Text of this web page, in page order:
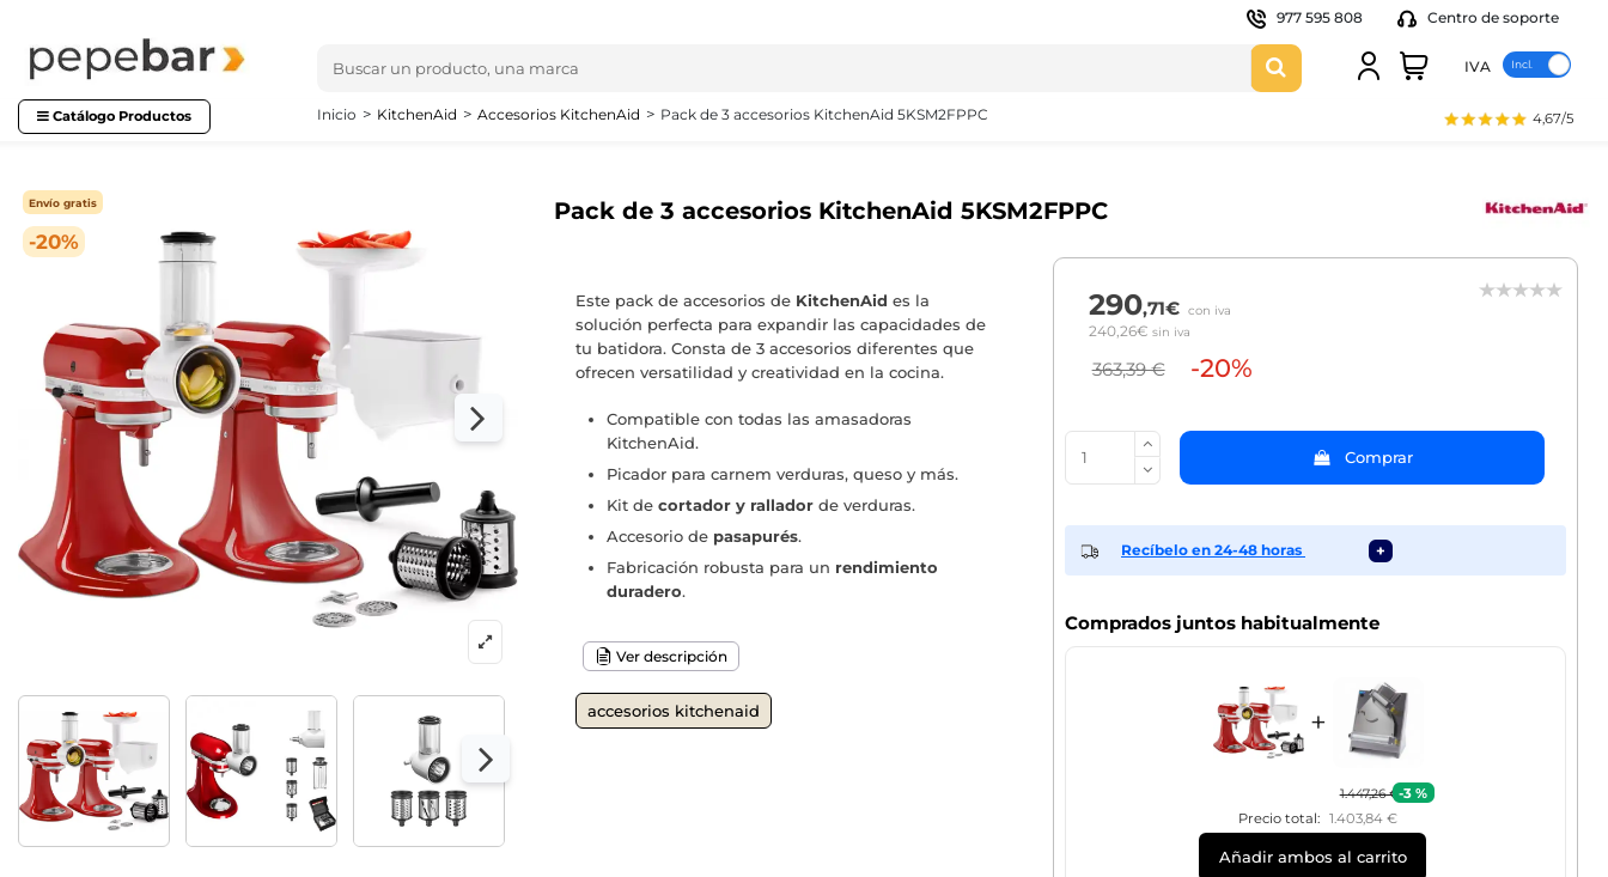
977 595 808 Centro de soporte
IVA
Catálogo Productos 4,67/5
Inicio KitchenAid Accesorios KitchenAid Pack de 3 accesorios KitchenAid 5KSM2FPPC
-20%
Envío gratis Pack de 3 accesorios KitchenAid 5KSM2FPPC
Este pack de accesorios de KitchenAid es la
solución perfecta para expandir las capacidades de
tu batidora. Consta de 3 accesorios diferentes que
ofrecen versatilidad y creatividad en la cocina.
Compatible con todas las amasadoras
KitchenAid.
Picador para carnem verduras, queso y más.
Kit de cortador y ralladorde verduras.
Accesorio de pasapurés.
Fabricación robusta para un rendimiento
duradero.
Ver descripción
accesorios kitchenaid
290,71€ con iva
240,26€ sin iva
363,39 € -20%
Comprar
Recíbelo en 24-48 horas +
Comprados juntos habitualmente
+
1.447,26 € -3 %
Precio total:
1.403,84 €
Añadir ambos al carrito